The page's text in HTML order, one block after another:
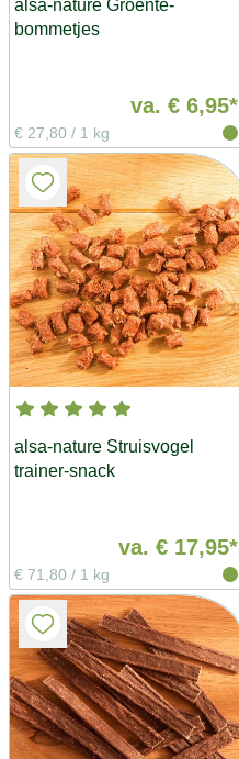
alsa-nature Groente-
bommetjes
va. € 6,95*
€ 27,80 / 1 kg
alsa-nature Struisvogel
trainer-snack
va. € 17,95*
€ 71,80 / 1 kg